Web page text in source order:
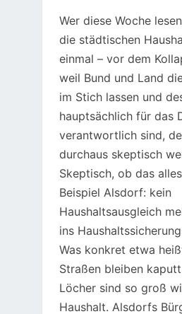
Wer diese Woche
die städtischen
einmal – vor dem
weil Bund und Land
im Stich lassen und
hauptsächlich für das
verantwortlich sind,
durchaus skeptisch
Skeptisch, ob das
Beispiel Alsdorf: kein
Haushaltsausgleich
ins
Was konkret etwa
Straßen bleiben
Löcher sind so groß
Haushalt. Alsdorfs